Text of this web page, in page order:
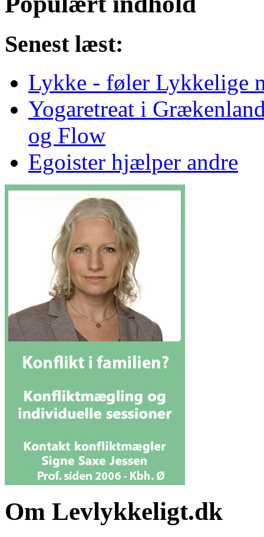
Senest læst:
Lykke - føler Lykkelige
Yogaretreat i
og Flow
Egoister hjælper andre
Om Levlykkeligt.dk